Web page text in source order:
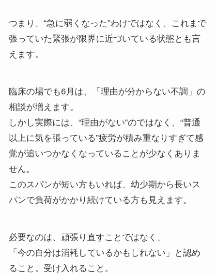
つまり、“急に弱くなった”わけではなく、これまで
張っていた緊張が限界に近づいている状態とも言
えます。
臨床の場でも6月は、「理由が分からない不調」の
相談が増えます。
しかし実際には、“理由がない”のではなく、“普通
以上に気を張っている”疲労が積み重なりすぎて感
覚が追いつかなくなっていることが少なくありま
せん。
このスパンが短い方もいれば、幼少期から長いス
パンで負荷がかかり続けている方も見えます。
必要なのは、頑張り直すことではなく、
「今の自分は消耗しているかもしれない」と認め
ること。受け入れること。